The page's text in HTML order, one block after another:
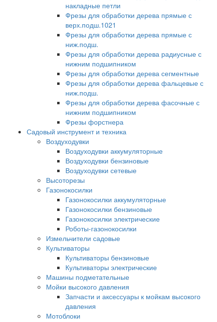
накладные петли
Фрезы для обработки дерева прямые с
верх.подш.1021
Фрезы для обработки дерева прямые с
ниж.подш.
Фрезы для обработки дерева радиусные с
нижним подшипником
Фрезы для обработки дерева сегментные
Фрезы для обработки дерева фальцевые с
ниж.подш.
Фрезы для обработки дерева фасочные с
нижним подшипником
Фрезы форстнера
Садовый инструмент и техника
Воздуходувки
Воздуходувки аккумуляторные
Воздуходувки бензиновые
Воздуходувки сетевые
Высоторезы
Газонокосилки
Газонокосилки аккумуляторные
Газонокосилки бензиновые
Газонокосилки электрические
Роботы-газонокосилки
Измельчители садовые
Культиваторы
Культиваторы бензиновые
Культиваторы электрические
Машины подметательные
Мойки высокого давления
Запчасти и аксессуары к мойкам высокого
давления
Мотоблоки